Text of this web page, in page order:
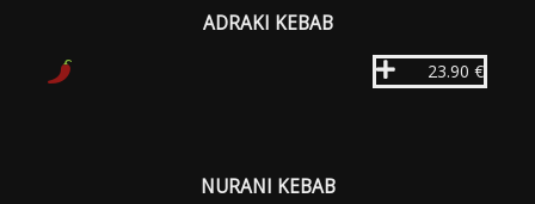
ADRAKI KEBAB
23.90 €
NURANI KEBAB